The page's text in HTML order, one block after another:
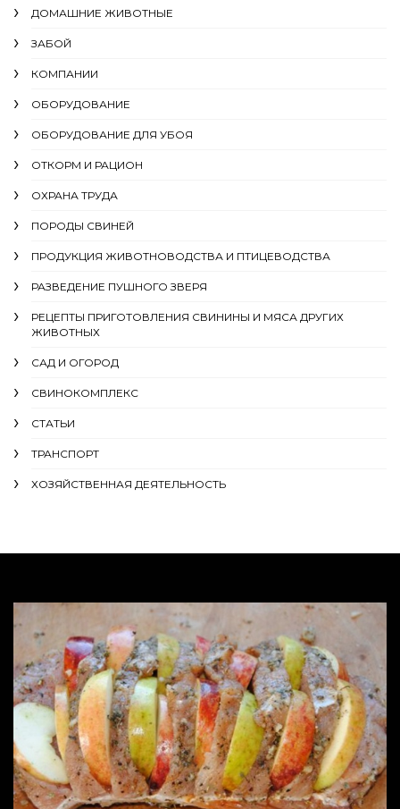
ДОМАШНИЕ ЖИВОТНЫЕ
ЗАБОЙ
КОМПАНИИ
ОБОРУДОВАНИЕ
ОБОРУДОВАНИЕ ДЛЯ УБОЯ
ОТКОРМ И РАЦИОН
ОХРАНА ТРУДА
ПОРОДЫ СВИНЕЙ
ПРОДУКЦИЯ ЖИВОТНОВОДСТВА И ПТИЦЕВОДСТВА
РАЗВЕДЕНИЕ ПУШНОГО ЗВЕРЯ
РЕЦЕПТЫ ПРИГОТОВЛЕНИЯ СВИНИНЫ И МЯСА ДРУГИХ
ЖИВОТНЫХ
САД И ОГОРОД
СВИНОКОМПЛЕКС
СТАТЬИ
ТРАНСПОРТ
ХОЗЯЙСТВЕННАЯ ДЕЯТЕЛЬНОСТЬ